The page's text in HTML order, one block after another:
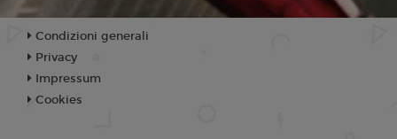
Condizioni generali
Privacy
Impressum
Cookies